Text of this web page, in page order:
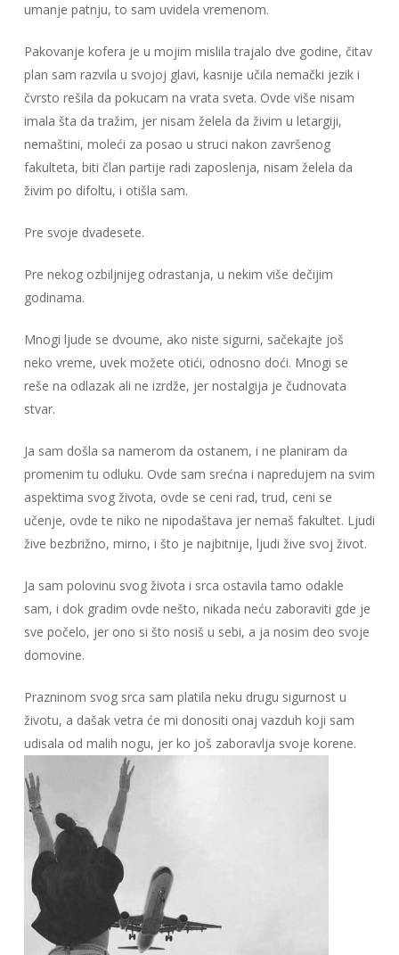
umanje patnju, to sam uvidela vremenom.
Pakovanje kofera je u mojim mislila trajalo dve godine, čitav
plan sam razvila u svojoj glavi, kasnije učila nemački jezik i
čvrsto rešila da pokucam na vrata sveta. Ovde više nisam
imala šta da tražim, jer nisam želela da živim u letargiji,
nemaštini, moleći za posao u struci nakon završenog
fakulteta, biti član partije radi zaposlenja, nisam želela da
živim po difoltu, i otišla sam.
Pre svoje dvadesete.
Pre nekog ozbiljnijeg odrastanja, u nekim više dečijim
godinama.
Mnogi ljude se dvoume, ako niste sigurni, sačekajte još
neko vreme, uvek možete otići, odnosno doći. Mnogi se
reše na odlazak ali ne izrdže, jer nostalgija je čudnovata
stvar.
Ja sam došla sa namerom da ostanem, i ne planiram da
promenim tu odluku. Ovde sam srećna i napredujem na svim
aspektima svog života, ovde se ceni rad, trud, ceni se
učenje, ovde te niko ne nipodaštava jer nemaš fakultet. Ljudi
žive bezbrižno, mirno, i što je najbitnije, ljudi žive svoj život.
Ja sam polovinu svog života i srca ostavila tamo odakle
sam, i dok gradim ovde nešto, nikada neću zaboraviti gde je
sve počelo, jer ono si što nosiš u sebi, a ja nosim deo svoje
domovine.
Prazninom svog srca sam platila neku drugu sigurnost u
životu, a dašak vetra će mi donositi onaj vazduh koji sam
udisala od malih nogu, jer ko još zaboravlja svoje korene.